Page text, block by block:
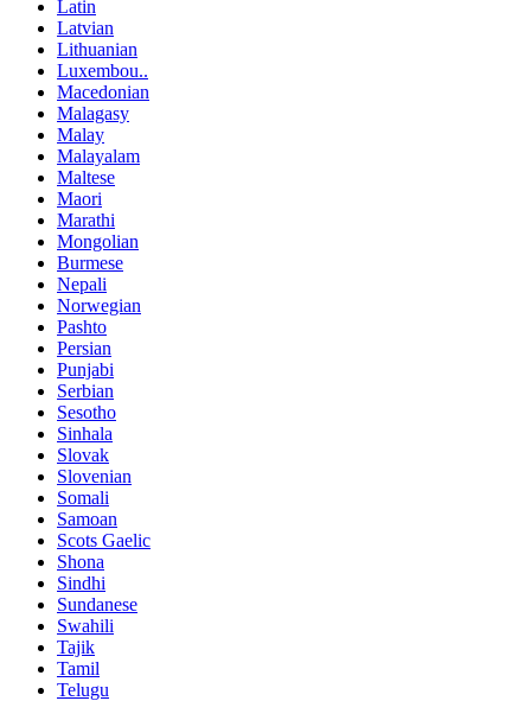
Latin
Latvian
Lithuanian
Luxembou..
Macedonian
Malagasy
Malay
Malayalam
Maltese
Maori
Marathi
Mongolian
Burmese
Nepali
Norwegian
Pashto
Persian
Punjabi
Serbian
Sesotho
Sinhala
Slovak
Slovenian
Somali
Samoan
Scots Gaelic
Shona
Sindhi
Sundanese
Swahili
Tajik
Tamil
Telugu